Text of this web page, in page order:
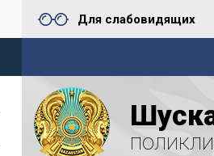
Для слабовидящих